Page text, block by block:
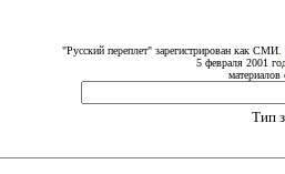
"Русский переплет" зарегистрирован как СМИ.
5 февраля 2001
материалов
Тип